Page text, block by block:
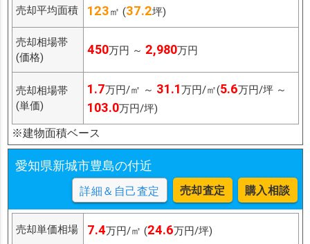
売却平均面積 123㎡ (37.2坪)
売却相場帯
(価格)
450万円 ～ 2,980万円
売却相場帯
(単価)
1.7万円/㎡ ～ 31.1万円/㎡(5.6万円/坪 ～
103.0万円/坪)
※建物面積ベース
愛知県新城市豊島の付近
詳細＆自己査定 売却査定 購入相談
売却単価相場 7.4万円/㎡ (24.6万円/坪)